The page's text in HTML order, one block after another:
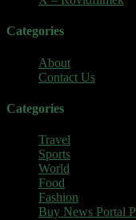
Categories
About
Contact Us
Categories
Travel
Sports
World
Food
Fashion
Buy News Portal